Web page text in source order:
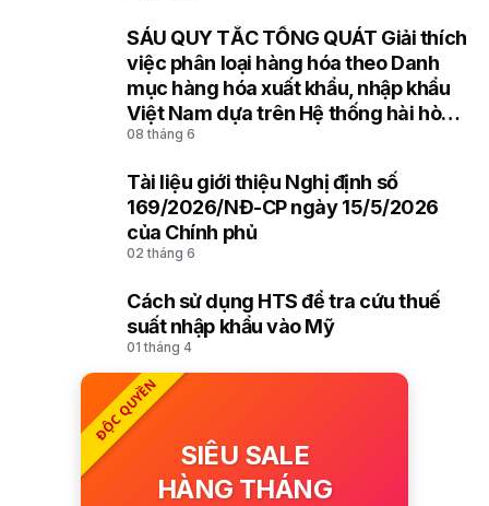
SÁU QUY TẮC TỔNG QUÁT Giải thích
việc phân loại hàng hóa theo Danh
mục hàng hóa xuất khẩu, nhập khẩu
Việt Nam dựa trên Hệ thống hài hòa
mô tả và mã hóa hàng hóa (HS) của
08 tháng 6
Tài liệu giới thiệu Nghị định số
169/2026/NĐ-CP ngày 15/5/2026
của Chính phủ
02 tháng 6
Cách sử dụng HTS để tra cứu thuế
suất nhập khẩu vào Mỹ
01 tháng 4
ĐỘC QUYỀN
SIÊU SALE
HÀNG THÁNG